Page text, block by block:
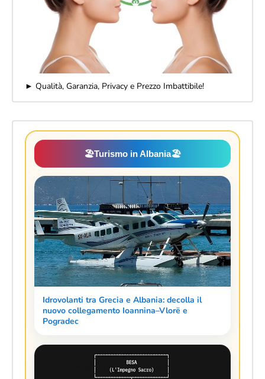
► Qualità, Garanzia, Privacy e Prezzo Imbattibile!
🏖️Turismo in Albania🏖️
Idrovolanti tra Grecia e Albania: decolla il
nuovo collegamento Ioannina–Vlorë e
Pogradec